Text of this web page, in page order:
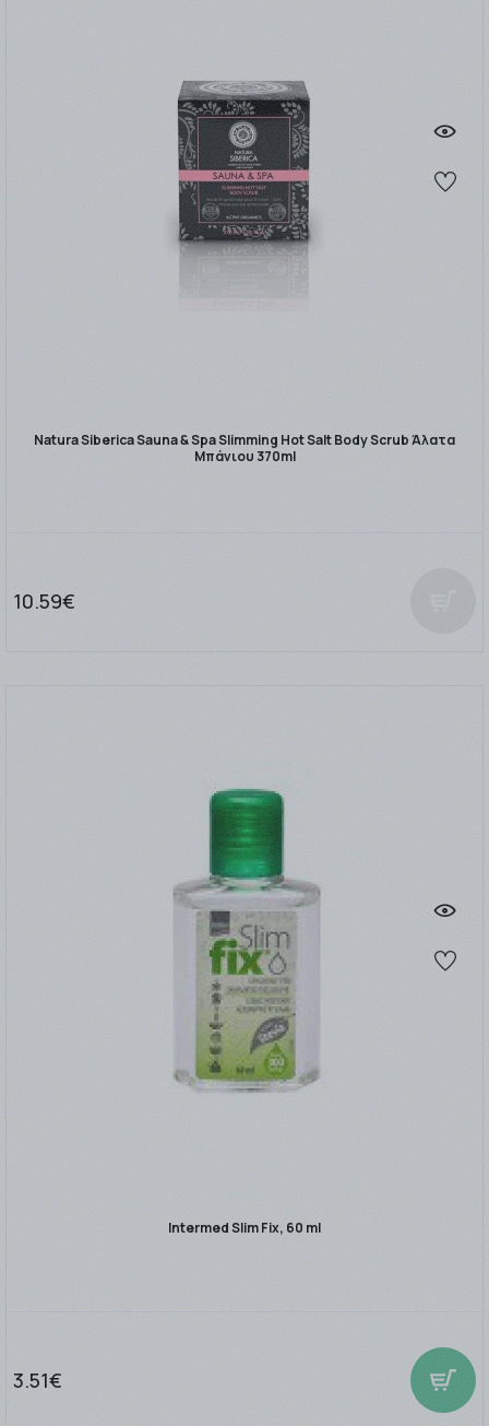
Natura Siberica Sauna & Spa Slimming Hot Salt Body Scrub Άλατα
Μπάνιου 370ml
10.59€
Intermed Slim Fix, 60 ml
3.51€